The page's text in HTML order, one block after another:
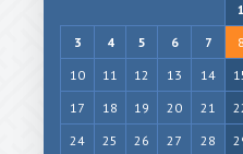
1
3
4 5 6 7 8
10
11 12 13 14
17
18 19 20 21
24
25 26 27 28